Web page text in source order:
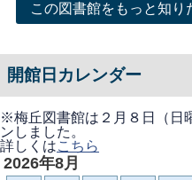
この図書館をもっと知り
開館日カレンダー
※梅丘図書館は２月８日（日
ンしました。
詳しくはこちら
2026年8月